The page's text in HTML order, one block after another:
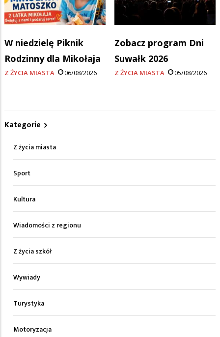
W niedzielę Piknik
Rodzinny dla Mikołaja
Z ŻYCIA MIASTA 06/08/2026
Zobacz program Dni
Suwałk 2026
Z ŻYCIA MIASTA 05/08/2026
Kategorie
Z życia miasta
Sport
Kultura
Wiadomości z regionu
Z życia szkół
Wywiady
Turystyka
Motoryzacja